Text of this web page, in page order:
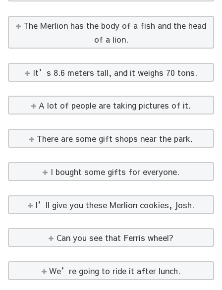
The Merlion has the body of a fish and the head
of a lion.
It’s 8.6 meters tall, and it weighs 70 tons.
A lot of people are taking pictures of it.
There are some gift shops near the park.
I bought some gifts for everyone.
I’ll give you these Merlion cookies, Josh.
Can you see that Ferris wheel?
We’re going to ride it after lunch.